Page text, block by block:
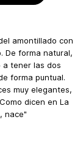
amontillado con
De forma natural,
a tener las dos
forma puntual.
muy elegantes,
dicen en La
nace"